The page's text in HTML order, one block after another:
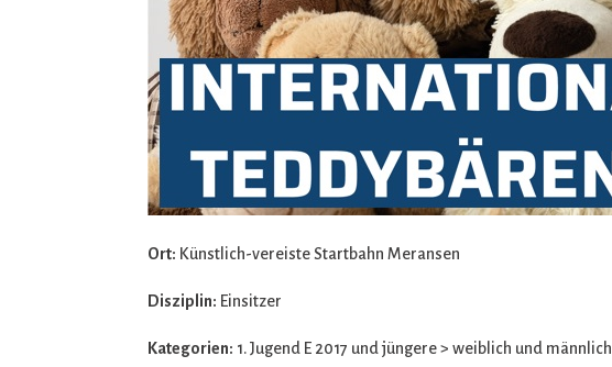
Ort: Künstlich-vereiste Startbahn Meransen
Disziplin: Einsitzer
Kategorien: 1. Jugend E 2017 und jüngere > weiblich und männlich